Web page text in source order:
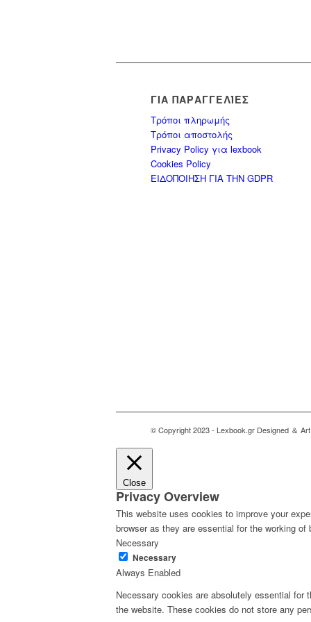
ΓΙΑ ΠΑΡΑΓΓΕΛΊΕΣ
Τρόποι πληρωμής
Τρόποι αποστολής
Privacy Policy για lexbook
Cookies Policy
ΕΙΔΟΠΟΙΗΣΗ ΓΙΑ ΤΗΝ GDPR
© Copyright 2023 - Lexbook.gr Designed ＆
Close
Privacy Overview
This website uses cookies to improve your
browser as they are essential for the working
Necessary
Necessary
Always Enabled
Necessary cookies are absolutely essential
the website. These cookies do not store any